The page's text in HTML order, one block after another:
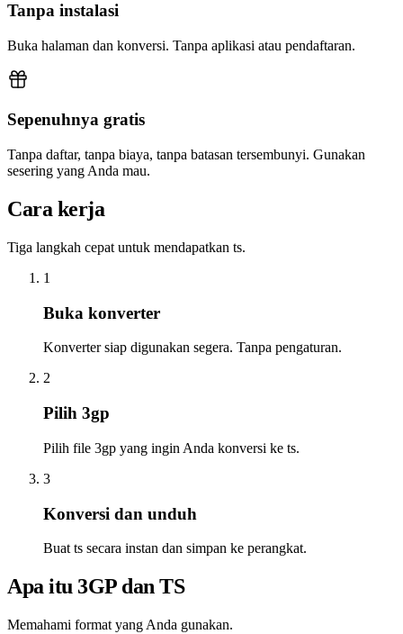
Tanpa instalasi
Buka halaman dan konversi. Tanpa aplikasi atau pendaftaran.
Sepenuhnya gratis
Tanpa daftar, tanpa biaya, tanpa batasan tersembunyi. Gunakan
sesering yang Anda mau.
Cara kerja
Tiga langkah cepat untuk mendapatkan ts.
1
Buka konverter
Konverter siap digunakan segera. Tanpa pengaturan.
2
Pilih 3gp
Pilih file 3gp yang ingin Anda konversi ke ts.
3
Konversi dan unduh
Buat ts secara instan dan simpan ke perangkat.
Apa itu 3GP dan TS
Memahami format yang Anda gunakan.